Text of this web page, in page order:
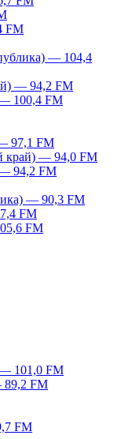
FM
— 104,4
— 94,2 FM
100,4 FM
97,1 FM
край) — 94,0 FM
— 94,2 FM
— 90,3 FM
FM
FM
— 101,0 FM
89,2 FM
FM